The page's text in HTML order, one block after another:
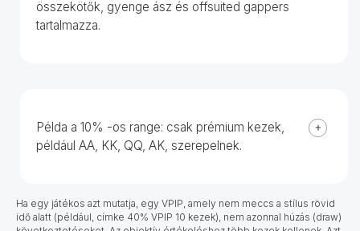
összekötők, gyenge ász és offsuited gappers
tartalmazza.
Példa a 10% -os range: csak prémium kezek,
például AA, KK, QQ, AK, szerepelnek.
Ha egy játékos azt mutatja, egy VPIP, amely nem meccs a stílus rövid
idő alatt (például, címke 40% VPIP 10 kezek), nem azonnal húzás (draw)